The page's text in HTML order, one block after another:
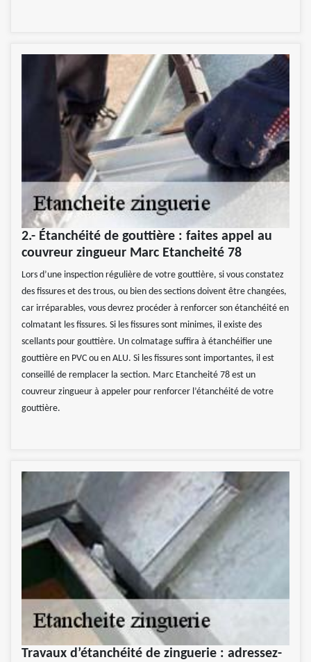
2.- Étanchéité de gouttière : faites appel au
couvreur zingueur Marc Etancheité 78
Lors d’une inspection régulière de votre gouttière, si vous constatez
des fissures et des trous, ou bien des sections doivent être changées,
car irréparables, vous devrez procéder à renforcer son étanchéité en
colmatant les fissures. Si les fissures sont minimes, il existe des
scellants pour gouttière. Un colmatage suffira à étanchéifier une
gouttière en PVC ou en ALU. Si les fissures sont importantes, il est
conseillé de remplacer la section. Marc Etancheité 78 est un
couvreur zingueur à appeler pour renforcer l’étanchéité de votre
gouttière.
Travaux d’étanchéité de zinguerie : adressez-